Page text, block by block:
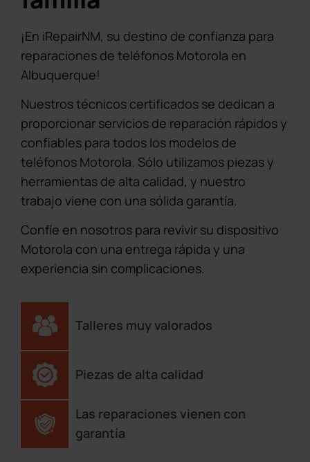
¡En iRepairNM, su destino de confianza para
reparaciones de teléfonos Motorola en
Albuquerque!
Nuestros técnicos certificados se dedican a
proporcionar servicios de reparación rápidos y
confiables para todos los modelos de
teléfonos Motorola. Sólo utilizamos piezas y
herramientas de alta calidad, y nuestro
trabajo viene con una sólida garantía.
Confíe en nosotros para revivir su dispositivo
Motorola con una entrega rápida y una
experiencia sin complicaciones.
Talleres muy valorados
Piezas de alta calidad
Las reparaciones vienen con
garantía